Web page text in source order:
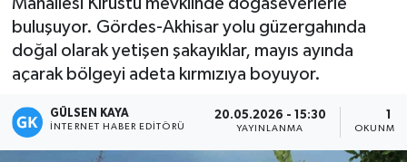
Mahallesi Kırüstü mevkiinde doğaseverlerle
buluşuyor. Gördes-Akhisar yolu güzergahında
doğal olarak yetişen şakayıklar, mayıs ayında
açarak bölgeyi adeta kırmızıya boyuyor.
GÜLSEN KAYA
İNTERNET HABER EDITÖRÜ
20.05.2026 - 15:30
YAYINLANMA OKUNMA
Magazin
Mersin
Mersin Tarihi